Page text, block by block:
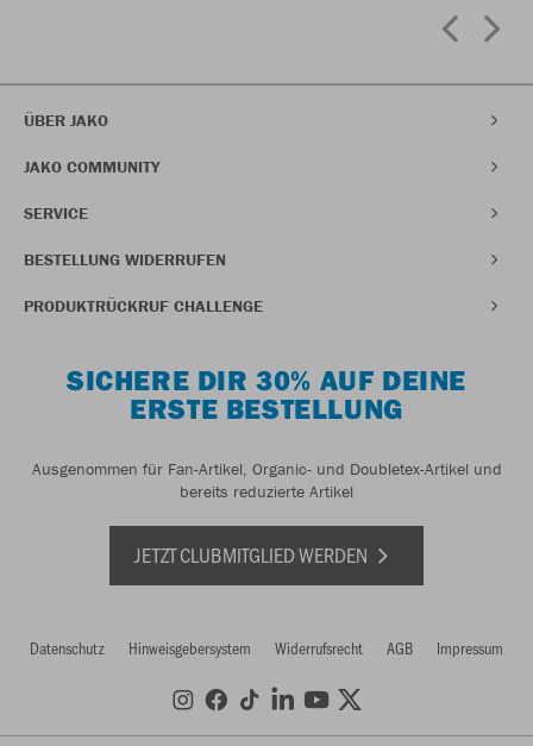
ÜBER JAKO
JAKO COMMUNITY
SERVICE
BESTELLUNG WIDERRUFEN
PRODUKTRÜCKRUF CHALLENGE
SICHERE DIR 30% AUF DEINE
ERSTE BESTELLUNG
Ausgenommen für Fan-Artikel, Organic- und Doubletex-Artikel und
bereits reduzierte Artikel
JETZT CLUBMITGLIED WERDEN
Datenschutz Hinweisgebersystem Widerrufsrecht AGB Impressum